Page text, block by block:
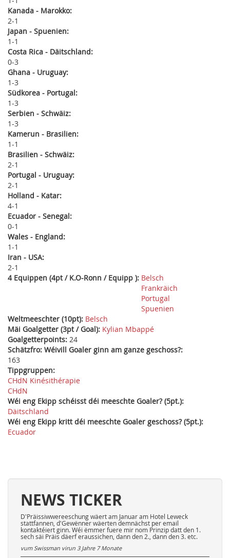
Kanada - Marokko:
2 1
Japan - Spuenien:
1 1
Costa Rica - Däitschland:
0 3
Ghana - Uruguay:
1 3
Südkorea - Portugal:
1 3
Serbien - Schwäiz:
1 3
Kamerun - Brasilien:
1 1
Brasilien - Schwäiz:
2 1
Portugal - Uruguay:
2 1
Holland - Katar:
4 1
Ecuador - Senegal:
0 1
Wales - England:
1 1
Iran - USA:
2 1
4 Equippen (4pt / K.O-Ronn / Equipp ): Belsch
Frankräich
Portugal
Spuenien
Weltmeeschter (10pt): Belsch
Mäi Goalgetter (3pt / Goal): Kylian Mbappé
Goalgetterpoints: 24
Schätzfro: Wéivill Goaler ginn am ganze geschoss?:
163
Tippgruppen:
CHdN Kinésithérapie
CHdN
Wéi eng Ekipp schéisst déi meeschte Goaler? (5pt.):
Däitschland
Wéi eng Ekipp kritt déi meeschte Goaler geschoss? (5pt.):
Ecuador
NEWS TICKER
D'Präissiwwereeschung wäert am Januar am Hotel Leweck
stattfannen, d'Gewënner wäerten demnächst per email
kontaktéiert ginn. Wéi ëmmer fuere mir nom Prinzip datt den 1.
sech säi Präis däerf eraussichen, dann den 2., dann den 3. etc.
vum Swissman virun 3 Jahre 7 Monate